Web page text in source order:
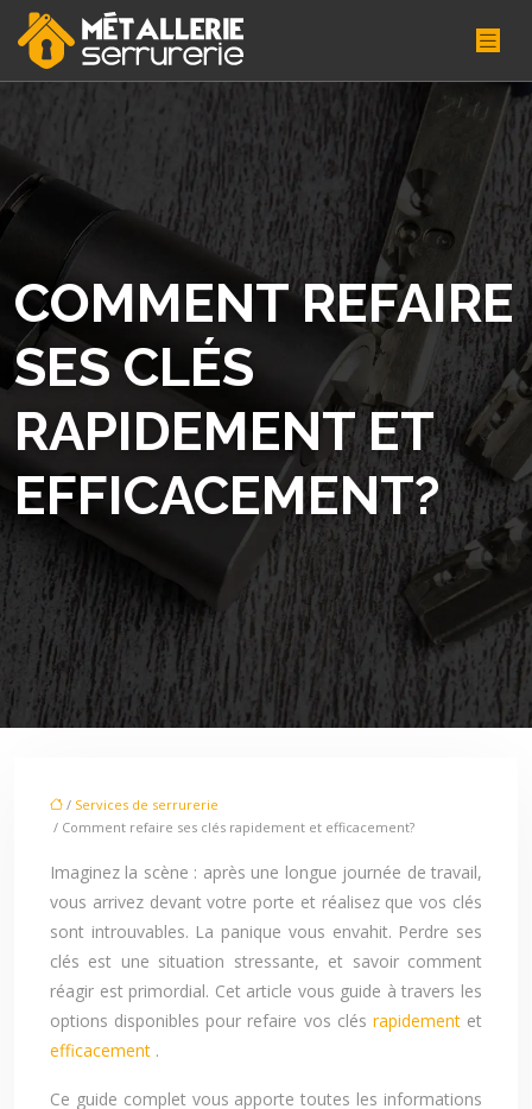
COMMENT REFAIRE
SES CLÉS
RAPIDEMENT ET
EFFICACEMENT?
/ Services de serrurerie
/ Comment refaire ses clés rapidement et efficacement?
Imaginez la scène : après une longue journée de travail,
vous arrivez devant votre porte et réalisez que vos clés
sont introuvables. La panique vous envahit. Perdre ses
clés est une situation stressante, et savoir comment
réagir est primordial. Cet article vous guide à travers les
options disponibles pour refaire vos clés rapidement et
efficacement .
Ce guide complet vous apporte toutes les informations